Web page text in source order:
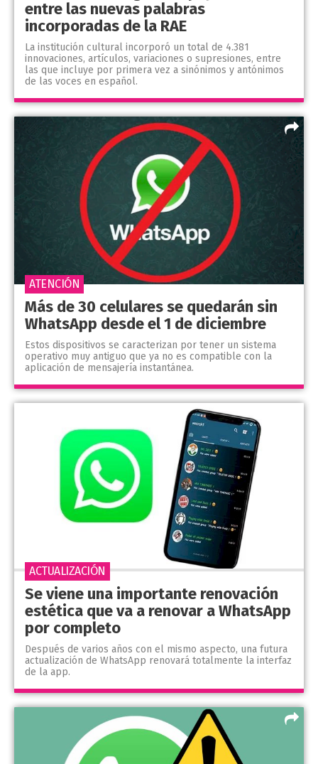
entre las nuevas palabras
incorporadas de la RAE
La institución cultural incorporó un total de 4.381
innovaciones, artículos, variaciones o supresiones, entre
las que incluye por primera vez a sinónimos y antónimos
de las voces en español.
Más de 30 celulares se quedarán sin
WhatsApp desde el 1 de diciembre
Estos dispositivos se caracterizan por tener un sistema
operativo muy antiguo que ya no es compatible con la
aplicación de mensajería instantánea.
ATENCIÓN
Se viene una importante renovación
estética que va a renovar a WhatsApp
por completo
Después de varios años con el mismo aspecto, una futura
actualización de WhatsApp renovará totalmente la interfaz
de la app.
ACTUALIZACIÓN